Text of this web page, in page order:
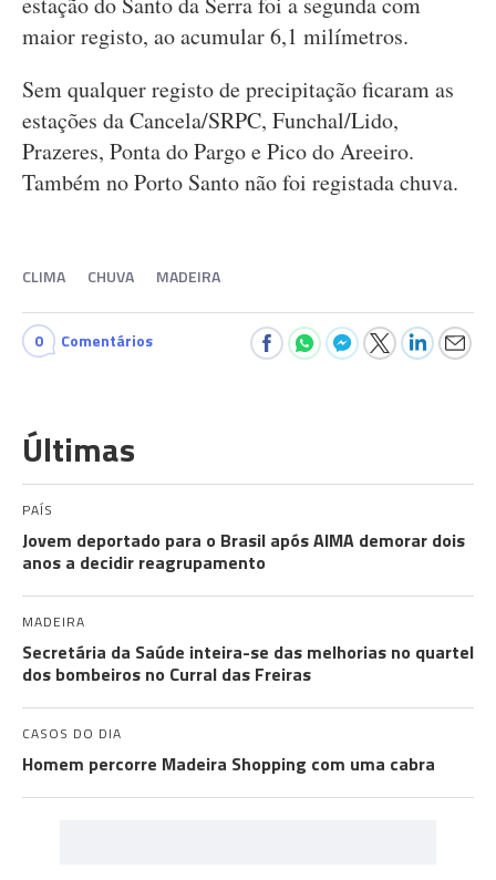
maior registo, ao acumular 6,1 milímetros.
Sem qualquer registo de precipitação ficaram as
estações da Cancela/SRPC, Funchal/Lido,
Prazeres, Ponta do Pargo e Pico do Areeiro.
Também no Porto Santo não foi registada chuva.
CLIMA CHUVA MADEIRA
0 Comentários
Últimas
PAÍS
Jovem deportado para o Brasil após AIMA demorar dois
anos a decidir reagrupamento
MADEIRA
Secretária da Saúde inteira-se das melhorias no quartel
dos bombeiros no Curral das Freiras
CASOS DO DIA
Homem percorre Madeira Shopping com uma cabra